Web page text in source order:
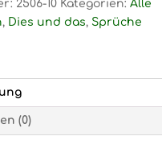
2506-10 Kategorien: Alle
, Dies und das, Sprüche
(0)